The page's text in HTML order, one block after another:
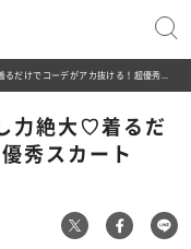
でコーデがアカ抜ける！超優秀スカート
力絶大♡着るだ
秀スカート